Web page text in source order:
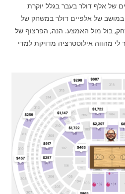
של אלף דולר בעבר בגלל יוקרת
של אלפיים דולר במשחק של
בול מול האמצע. הנה, הפרצוף של
לי מהווה אילוסטרציה מדויקת למדי